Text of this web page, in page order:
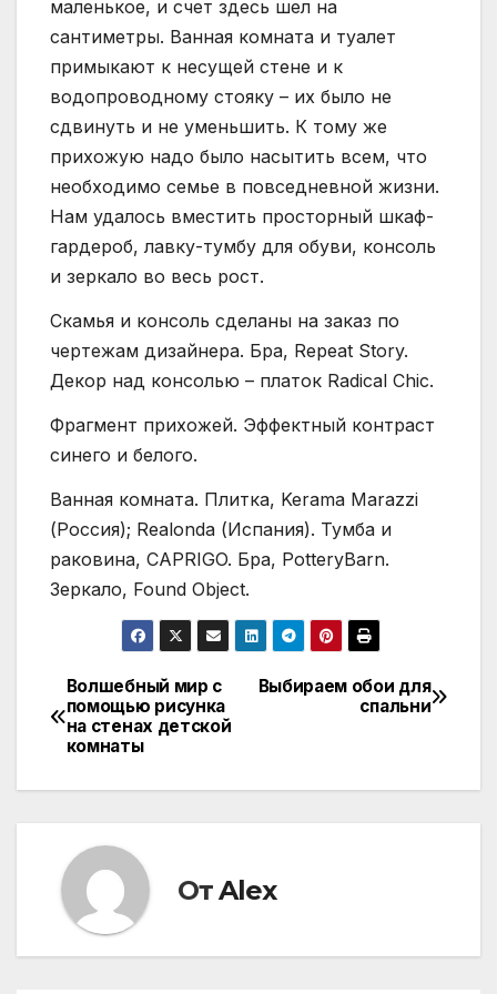
маленькое, и счет здесь шел на
сантиметры. Ванная комната и туалет
примыкают к несущей стене и к
водопроводному стояку – их было не
сдвинуть и не уменьшить. К тому же
прихожую надо было насытить всем, что
необходимо семье в повседневной жизни.
Нам удалось вместить просторный шкаф-
гардероб, лавку-тумбу для обуви, консоль
и зеркало во весь рост.
Скамья и консоль сделаны на заказ по
чертежам дизайнера. Бра, Repeat Story.
Декор над консолью – платок Radical Chic.
Фрагмент прихожей. Эффектный контраст
синего и белого.
Ванная комната. Плитка, Kerama Marazzi
(Россия); Realonda (Испания). Тумба и
раковина, CAPRIGO. Бра, PotteryBarn.
Зеркало, Found Object.
Навигация
по
записям
Выбираем обои для
спальни
Волшебный мир с
помощью рисунка
на стенах детской
комнаты
ОтAlex